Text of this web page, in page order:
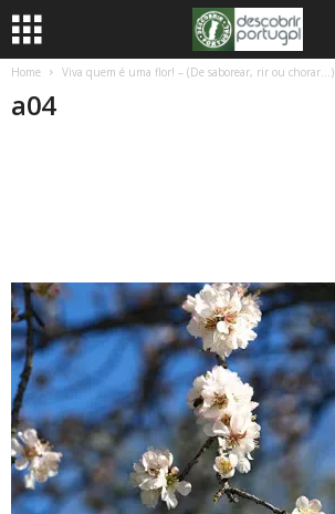
Home Viva quem é uma flor! – (De saborear, rir ou chorar…)
a04